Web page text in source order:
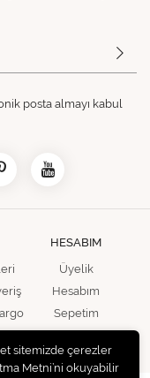
posta almayı kabul
HESABIM
Üyelik
Hesabım
Sepetim
sitemizde çerezler
Metni’ni okuyabilir